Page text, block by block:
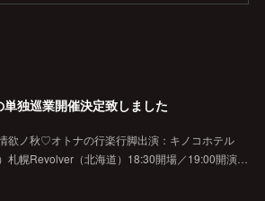
単独巡業開催決定致しました
欲ノ秋♡オトナの行楽行脚出演：キノコホテル
札幌Revolver（北海道）18:30開場／19:00開演…